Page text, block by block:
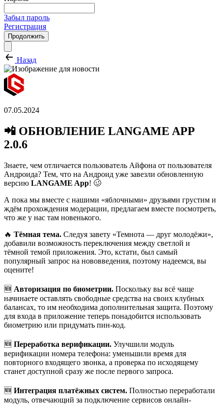
Забыл пароль
Регистрация
Продолжить
Назад
07.05.2024
📲 ОБНОВЛЕНИЕ LANGAME APP
2.0.6
Знаете, чем отличается пользователь Айфона от пользователя
Андроида? Тем, что на Андроид уже завезли обновленную
версию LANGAME App! 🥴
А пока мы вместе с нашими «яблочными» друзьями грустим и
ждём прохождения модерации, предлагаем вместе посмотреть,
что же у нас там новенького.
🔥 Тёмная тема. Следуя завету «Темнота — друг молодёжи»,
добавили возможность переключения между светлой и
тёмной темой приложения. Это, кстати, был самый
популярный запрос на нововведения, поэтому надеемся, вы
оцените!
🆕 Авторизация по биометрии. Поскольку вы всё чаще
начинаете оставлять свободные средства на своих клубных
балансах, то им необходима дополнительная защита. Поэтому
для входа в приложение теперь понадобится использовать
биометрию или придумать пин-код.
🆕 Переработка верификации. Улучшили модуль
верификации номера телефона: уменьшили время для
повторного входящего звонка, а проверка по исходящему
станет доступной сразу же после первого запроса.
🆕 Интеграция платёжных систем. Полностью переработали
модуль, отвечающий за подключение сервисов онлайн-